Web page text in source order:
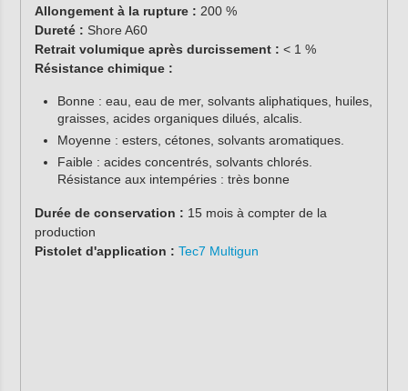
Allongement à la rupture : 200 %
Dureté : Shore A60
Retrait volumique après durcissement : < 1 %
Résistance chimique :
Bonne : eau, eau de mer, solvants aliphatiques, huiles,
graisses, acides organiques dilués, alcalis.
Moyenne : esters, cétones, solvants aromatiques.
Faible : acides concentrés, solvants chlorés.
Résistance aux intempéries : très bonne
Durée de conservation : 15 mois à compter de la
production
Pistolet d'application : Tec7 Multigun